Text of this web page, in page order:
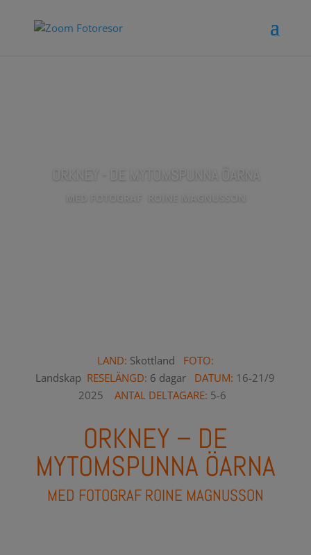
ORKNEY - DE MYTOMSPUNNA ÖARNA
MED FOTOGRAF ROINE MAGNUSSON
LAND: Skottland
FOTO:
Landskap RESELÄNGD: 6 dagar DATUM: 16-21/9
2025
ANTAL DELTAGARE: 5-6
ORKNEY – DE
MYTOMSPUNNA ÖARNA
MED FOTOGRAF ROINE MAGNUSSON